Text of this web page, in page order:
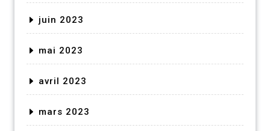
juin 2023
mai 2023
avril 2023
mars 2023